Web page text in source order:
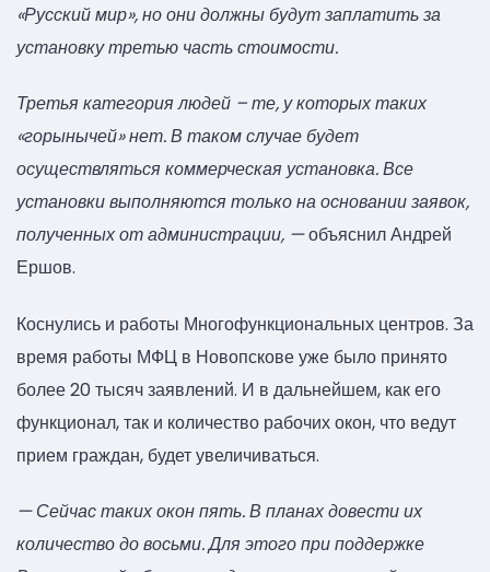
«Русский мир», но они должны будут заплатить за
установку третью часть стоимости.
Третья категория людей – те, у которых таких
«горынычей» нет. В таком случае будет
осуществляться коммерческая установка. Все
установки выполняются только на основании заявок,
полученных от администрации, —объяснил Андрей
Ершов.
Коснулись и работы Многофункциональных центров. За
время работы МФЦ в Новопскове уже было принято
более 20 тысяч заявлений. И в дальнейшем, как его
функционал, так и количество рабочих окон, что ведут
прием граждан, будет увеличиваться.
— Сейчас таких окон пять. В планах довести их
количество до восьми. Для этого при поддержке